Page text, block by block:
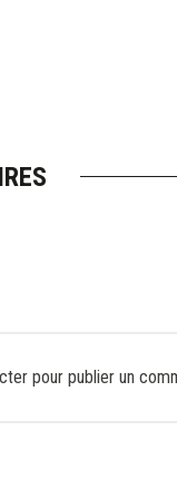
pour publier un